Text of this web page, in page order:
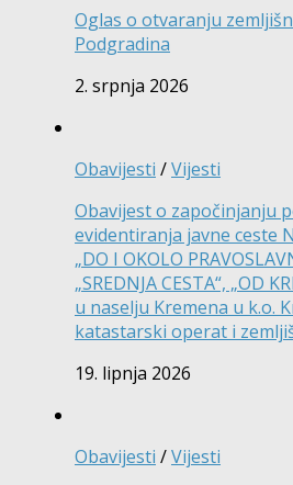
Oglas o otvaranju
Podgradina
2. srpnja 2026
Obavijesti /Vijesti
Obavijest o započinjanju
evidentiranja javne ceste
„DO I OKOLO
„SREDNJA CESTA“, „OD
u naselju Kremena u k.o.
katastarski operat i
19. lipnja 2026
Obavijesti /Vijesti